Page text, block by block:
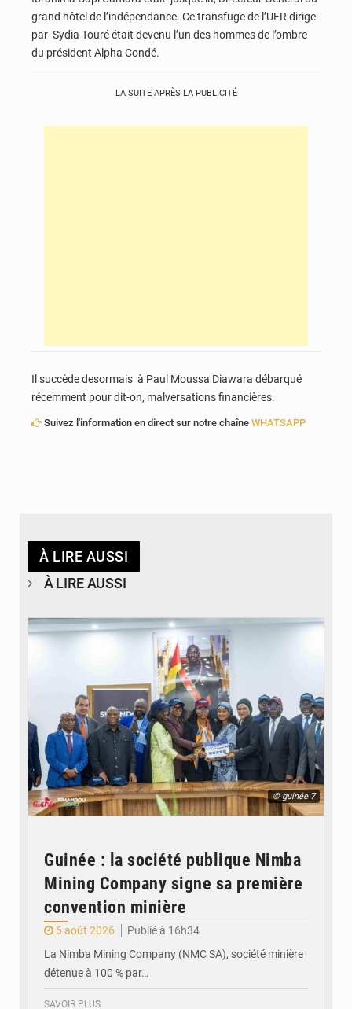
grand hôtel de l’indépendance. Ce transfuge de l’UFR dirige
par Sydia Touré était devenu l’un des hommes de l’ombre
du président Alpha Condé.
LA SUITE APRÈS LA PUBLICITÉ
Il succède desormais à Paul Moussa Diawara débarqué
récemment pour dit-on, malversations financières.
Suivez l'information en direct sur notre chaîne WHATSAPP
À LIRE AUSSI
À LIRE AUSSI
© guinée 7
Guinée : la société publique Nimba
Mining Company signe sa première
convention minière
6 août 2026
Publié à 16h34
La Nimba Mining Company (NMC SA), société minière
détenue à 100 % par…
SAVOIR PLUS